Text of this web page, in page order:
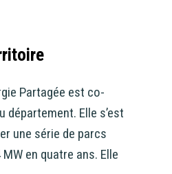
Partagée est co-
Elle s’est
une série de parcs
en quatre ans. Elle